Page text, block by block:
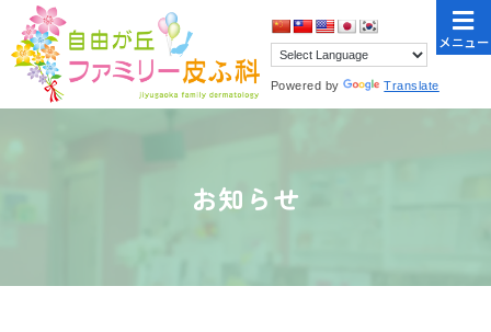
Powered by Translate
お知らせ
メニュー